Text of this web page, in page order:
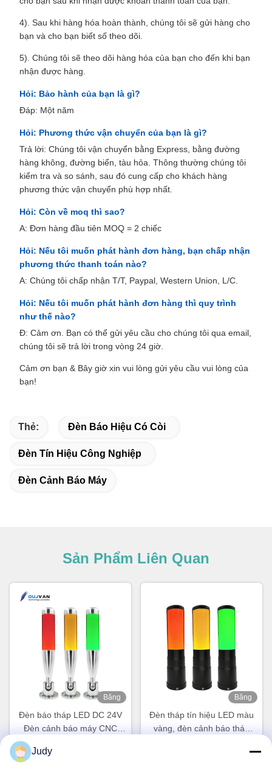
4). Sau khi hàng hóa hoàn thành, chúng tôi sẽ gửi hàng cho
bạn và cho bạn biết số theo dõi.
5). Chúng tôi sẽ theo dõi hàng hóa của bạn cho đến khi bạn
nhận được hàng.
Hỏi: Bảo hành của bạn là gì?
Đáp: Một năm
Hỏi: Phương thức vận chuyển của bạn là gì?
Trả lời: Chúng tôi vận chuyển bằng Express, bằng đường
hàng không, đường biển, tàu hỏa. Thông thường chúng tôi
kiểm tra và so sánh, sau đó cung cấp cho khách hàng
phương thức vận chuyển phù hợp nhất.
Hỏi: Còn về moq thì sao?
A: Đơn hàng đầu tiên MOQ = 2 chiếc
Hỏi: Nếu tôi muốn phát hành đơn hàng, bạn chấp nhận
phương thức thanh toán nào?
A: Chúng tôi chấp nhận T/T, Paypal, Western Union, L/C.
Hỏi: Nếu tôi muốn phát hành đơn hàng thì quy trình
như thế nào?
Đ: Cảm ơn. Bạn có thể gửi yêu cầu cho chúng tôi qua email,
chúng tôi sẽ trả lời trong vòng 24 giờ.
Cảm ơn bạn & Bây giờ xin vui lòng gửi yêu cầu vui lòng của
bạn!
Thẻ: Đèn Báo Hiệu Có Còi
Đèn Tín Hiệu Công Nghiệp
Đèn Cảnh Báo Máy
Sản Phẩm Liên Quan
Băng
Đèn báo tháp LED DC 24V
Đèn cảnh báo máy CNC
Nói Chuyện Ngay.
Băng
Đèn tháp tín hiệu LED màu
vàng, đèn cảnh báo tháp
Judy